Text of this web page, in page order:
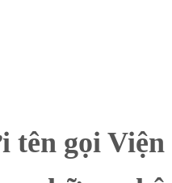
tên gọi